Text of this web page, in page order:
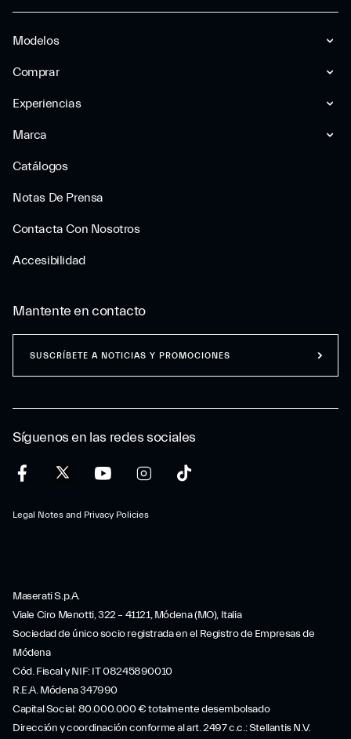
Modelos
Comprar
Experiencias
Marca
Catálogos
Notas De Prensa
Contacta Con Nosotros
Accesibilidad
Síguenos en las redes sociales
Legal Notes and Privacy Policies
Mantente en contacto
SUSCRÍBETE A NOTICIAS Y PROMOCIONES
Maserati S.p.A.
Viale Ciro Menotti, 322 – 41121, Módena (MO), Italia
Sociedad de único socio registrada en el Registro de Empresas de
Módena
Cód. Fiscal y NIF: IT 08245890010
R.E.A. Módena 347990
Capital Social: 80.000.000 € totalmente desembolsado
Dirección y coordinación conforme al art. 2497 c.c.: Stellantis N.V.